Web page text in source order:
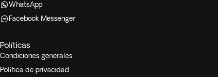
WhatsApp
Facebook Messenger
Políticas
Condiciones generales
Política de privacidad